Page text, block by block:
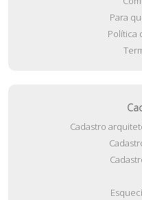
Para
Política
Cadastro